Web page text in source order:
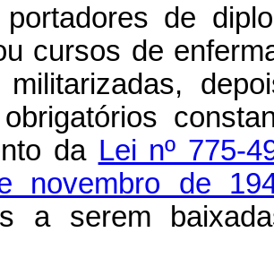
de
cursos de
da Lei nº 775-
novembro de
a serem